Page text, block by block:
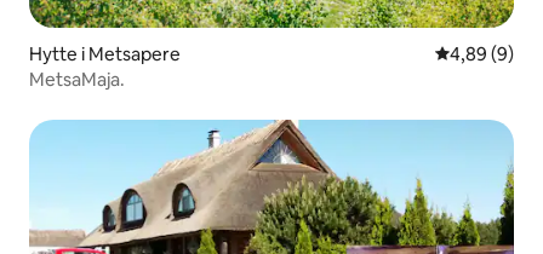
Hytte i Metsapere 4,89 ud af 5
4,89 (9)
MetsaMaja.